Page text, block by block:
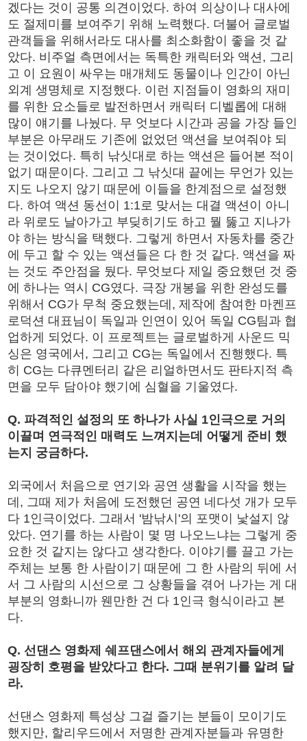
겠다는 것이 공통 의견이었다. 하여 의상이나 대사에
도 절제미를 보여주기 위해 노력했다. 더불어 글로벌
관객들을 위해서라도 대사를 최소화함이 좋을 것 같
았다. 비주얼 측면에서는 독특한 캐릭터와 액션, 그리
고 이 요원이 싸우는 매개체도 동물이나 인간이 아닌
외계 생명체로 지정했다. 이런 지점들이 영화의 재미
를 위한 요소들로 발전하면서 캐릭터 디벨롭에 대해
많이 얘기를 나눴다. 무 엇보다 시간과 공을 가장 들인
부분은 아무래도 기존에 없었던 액션을 보여줘야 되
는 것이었다. 특히 낚싯대로 하는 액션은 들어본 적이
없기 때문이다. 그리고 그 낚싯대 끝에는 무언가 있는
지도 나오지 않기 때문에 이들을 한계점으로 설정했
다. 하여 액션 동선이 1:1로 맞서는 대결 액션이 아니
라 위로도 날아가고 부딪히기도 하고 뭘 뚫고 지나가
야 하는 방식을 택했다. 그렇게 하면서 자동차를 중간
에 두고 할 수 있는 액션들은 다 한 것 같다. 액션을 짜
는 것도 주안점을 뒀다. 무엇보다 제일 중요했던 것 중
에 하나는 역시 CG였다. 극장 개봉을 위한 완성도를
위해서 CG가 무척 중요했는데, 제작에 참여한 마켄프
로덕션 대표님이 독일과 인연이 있어 독일 CG팀과 협
업하게 되었다. 이 프로젝트는 글로벌하게 사운드 믹
싱은 영국에서, 그리고 CG는 독일에서 진행했다. 특
히 CG는 다큐멘터리 같은 리얼하면서도 판타지적 측
면을 모두 담아야 했기에 심혈을 기울였다.
Q. 파격적인 설정의 또 하나가 사실 1인극으로 거의
이끌며 연극적인 매력도 느껴지는데 어떻게 준비 했
는지 궁금하다.
외국에서 처음으로 연기와 공연 생활을 시작을 했는
데, 그때 제가 처음에 도전했던 공연 네다섯 개가 모두
다 1인극이었다. 그래서 '밤낚시'의 포맷이 낯설지 않
았다. 연기를 하는 사람이 몇 명 나오느냐는 그렇게 중
요한 것 같지는 않다고 생각한다. 이야기를 끌고 가는
주체는 보통 한 사람이기 때문에 그 한 사람의 뒤에 서
서 그 사람의 시선으로 그 상황들을 겪어 나가는 게 대
부분의 영화니까 웬만한 건 다 1인극 형식이라고 본
다.
Q. 선댄스 영화제 쉐프댄스에서 해외 관계자들에게
굉장히 호평을 받았다고 한다. 그때 분위기를 알려 달
라.
선댄스 영화제 특성상 그걸 즐기는 분들이 모이기도
했지만, 할리우드에서 저명한 관계자분들과 유명한